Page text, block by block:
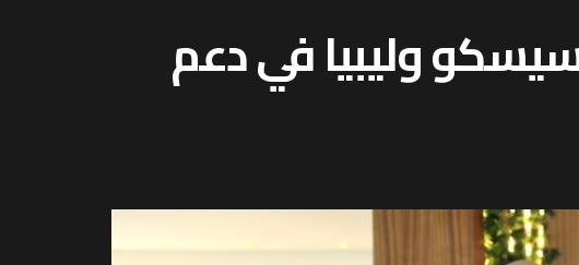
وليبيا في دعم